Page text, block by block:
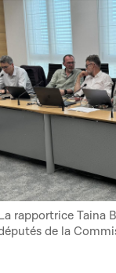
rapportrice Taina
de la